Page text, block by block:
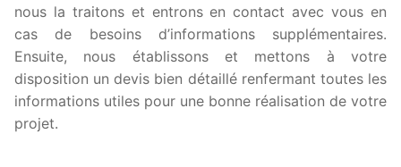
nous la traitons et entrons en contact avec vous en
cas de besoins d’informations supplémentaires.
Ensuite, nous établissons et mettons à votre
disposition un devis bien détaillé renfermant toutes les
informations utiles pour une bonne réalisation de votre
projet.